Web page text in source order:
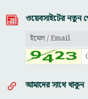
ওয়েবসাইটের নতুন
আমাদের সাথে থাকুন